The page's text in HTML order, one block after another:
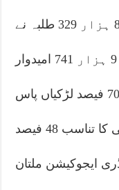
میں مجموعی طور پر 1 لاکھ 80 ہزار 329 طلبہ نے
شرکت کی، جن میں سے 1 لاکھ 9 ہزار 741 امیدوار
کامیاب قرار پائے، لاہور بورڈ میں 70 فیصد لڑکیاں پاس
ہوئیں، جبکہ لڑکوں کی کامیابی کا تناسب 48 فیصد
ایجوکیشن ملتان